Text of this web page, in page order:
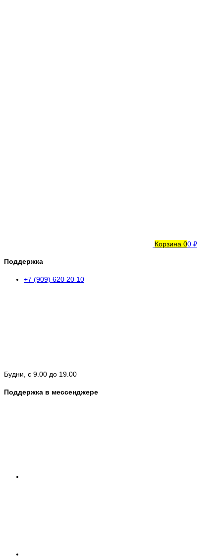
Корзина 00 ₽
Поддержка
+7 (909) 620 20 10
Будни, с 9.00 до 19.00
Поддержка в мессенджере